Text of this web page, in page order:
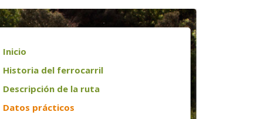
Inicio
Historia del ferrocarril
Descripción de la ruta
Datos prácticos